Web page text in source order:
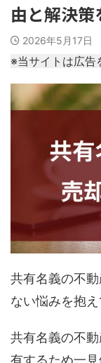
由と解決
2026年5月17日
※当サイトは広告
共有名義の不
ない悩みを抱
共有名義の不
有するため一